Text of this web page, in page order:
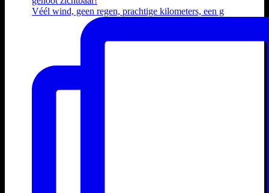
Véél wind, geen regen, prachtige kilometers, een g